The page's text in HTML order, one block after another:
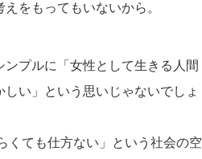
をもってもいないから。
プルに「女性として生きる人間
い」という思いじゃないでしょ
くても仕方ない」という社会の空